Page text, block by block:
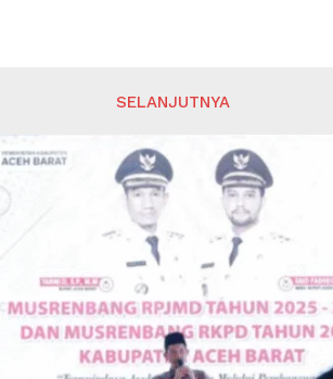
SELANJUTNYA